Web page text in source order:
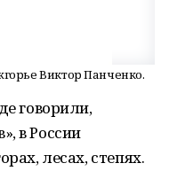
Виктор Панченко.
говорили,
в России
лесах, степях.